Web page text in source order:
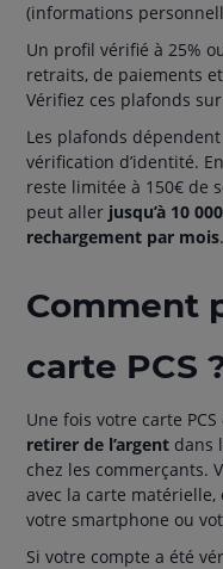
(informations
Un profil vérifié à 25%
retraits, de paiements
Vérifiez ces plafonds
Les plafonds
vérification d’identité.
reste limitée à 150€ de
peut aller jusqu’à 10
rechargement par mois.
Comment
carte PCS
Une fois votre carte
retirer de l’argent dans
chez les commerçants.
avec la carte
votre smartphone ou
Si votre compte a été